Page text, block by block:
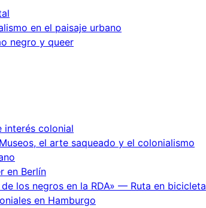
en el paisaje urbano
negro y queer
interés colonial
el arte saqueado y el colonialismo
en Berlín
los negros en la RDA» — Ruta en bicicleta
en Hamburgo